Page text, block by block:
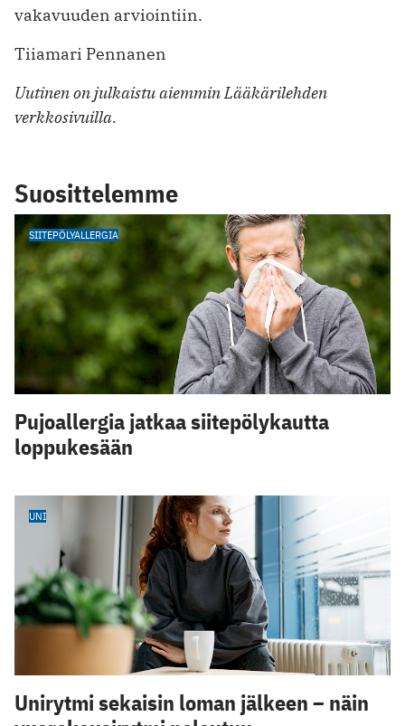
vakavuuden arviointiin.
Tiiamari Pennanen
Uutinen on julkaistu aiemmin Lääkärilehden
verkkosivuilla.
Suosittelemme
SIITEPÖLYALLERGIA
Pujoallergia jatkaa siitepölykautta
loppukesään
UNI
Unirytmi sekaisin loman jälkeen – näin